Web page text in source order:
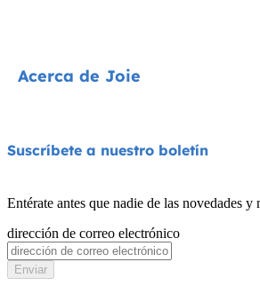
Cochecitos
Columpios y hamacas
Cunas
Portabebés
Manuales de instrucciones
Sitemap
Acerca de Joie
Quiénes somos
Registra tu producto
Suscríbete a nuestro boletín
Entérate antes que nadie de las novedades y
dirección de correo electrónico
Enviar